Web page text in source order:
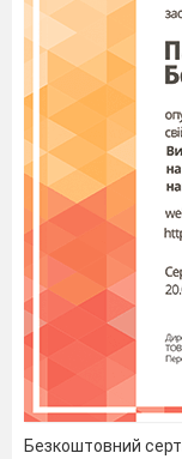
Безкоштовний